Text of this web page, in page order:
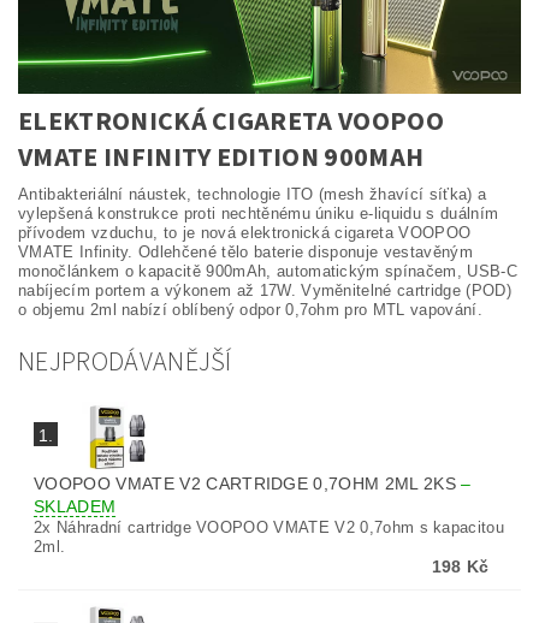
ELEKTRONICKÁ CIGARETA VOOPOO
VMATE INFINITY EDITION 900MAH
Antibakteriální náustek, technologie ITO (mesh žhavící síťka) a
vylepšená konstrukce proti nechtěnému úniku e-liquidu s duálním
přívodem vzduchu, to je nová elektronická cigareta VOOPOO
VMATE Infinity. Odlehčené tělo baterie disponuje vestavěným
monočlánkem o kapacitě 900mAh, automatickým spínačem, USB-C
nabíjecím portem a výkonem až 17W. Vyměnitelné cartridge (POD)
o objemu 2ml nabízí oblíbený odpor 0,7ohm pro MTL vapování.
NEJPRODÁVANĚJŠÍ
1.
VOOPOO VMATE V2 CARTRIDGE 0,7OHM 2ML 2KS–
SKLADEM
2x Náhradní cartridge VOOPOO VMATE V2 0,7ohm s kapacitou
2ml.
198 Kč